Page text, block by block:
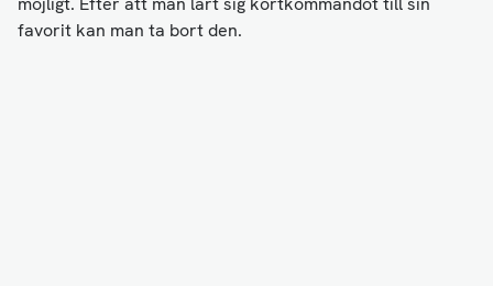
favorit kan man ta bort den.